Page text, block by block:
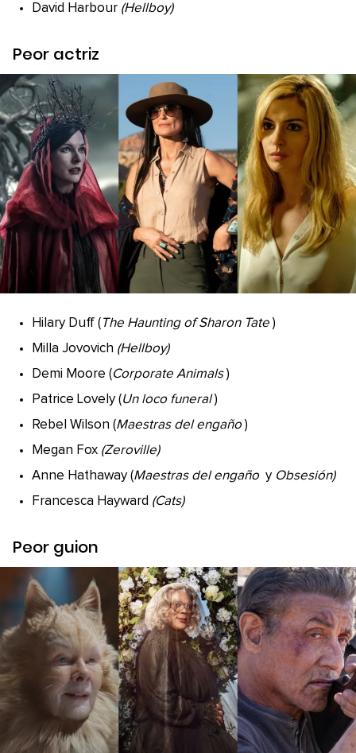
David Harbour (Hellboy)
Peor actriz
Hilary Duff (The Haunting of Sharon Tate )
Milla Jovovich (Hellboy)
Demi Moore (Corporate Animals )
Patrice Lovely (Un loco funeral )
Rebel Wilson (Maestras del engaño )
Megan Fox (Zeroville)
Anne Hathaway (Maestras del engaño y Obsesión)
Francesca Hayward (Cats)
Peor guion